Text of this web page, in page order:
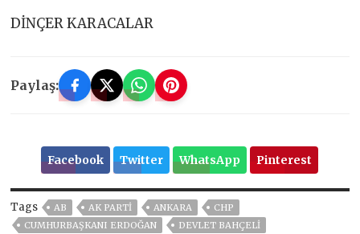
DİNÇER KARACALAR
Paylaş:
Facebook Twitter WhatsApp Pinterest
Tags AB AK PARTİ ANKARA
CHP
CUMHURBAŞKANI ERDOĞAN
DEVLET BAHÇELİ